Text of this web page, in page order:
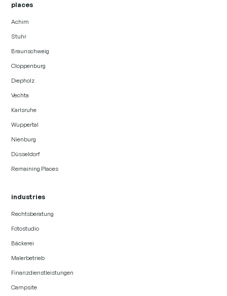
places
Achim
Stuhr
Braunschweig
Cloppenburg
Diepholz
Vechta
Karlsruhe
Wuppertal
Nienburg
Düsseldorf
Remaining Places
industries
Rechtsberatung
Fotostudio
Bäckerei
Malerbetrieb
Finanzdienstleistungen
Campsite